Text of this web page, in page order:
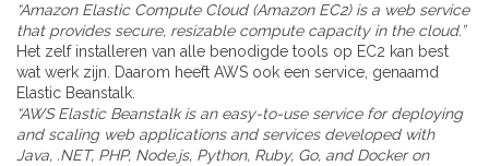
“Amazon Elastic Compute Cloud (Amazon EC2) is a web service
that provides secure, resizable compute capacity in the cloud.”
Het zelf installeren van alle benodigde tools op EC2 kan best
wat werk zijn. Daarom heeft AWS ook een service, genaamd
Elastic Beanstalk.
“AWS Elastic Beanstalk is an easy-to-use service for deploying
and scaling web applications and services developed with
Java, .NET, PHP, Node.js, Python, Ruby, Go, and Docker on